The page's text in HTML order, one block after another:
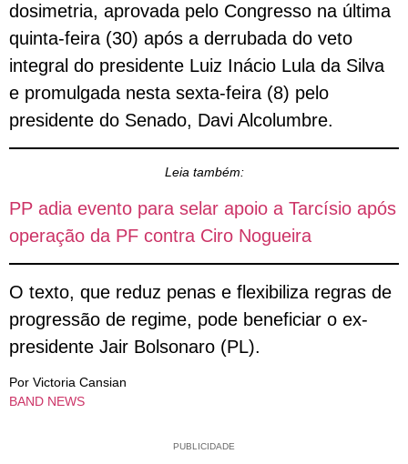
dosimetria, aprovada pelo Congresso na última
quinta-feira (30) após a derrubada do veto
integral do presidente Luiz Inácio Lula da Silva
e promulgada nesta sexta-feira (8) pelo
presidente do Senado, Davi Alcolumbre.
Leia também:
PP adia evento para selar apoio a Tarcísio após
operação da PF contra Ciro Nogueira
O texto, que reduz penas e flexibiliza regras de
progressão de regime, pode beneficiar o ex-
presidente Jair Bolsonaro (PL).
Por Victoria Cansian
BAND NEWS
PUBLICIDADE